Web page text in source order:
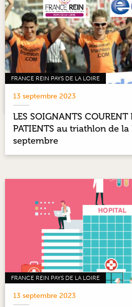
FRANCE REIN PAYS DE LA LOIRE
13 septembre 2023
LES SOIGNANTS COURENT
PATIENTS au triathlon de la
septembre
FRANCE REIN PAYS DE LA LOIRE
13 septembre 2023